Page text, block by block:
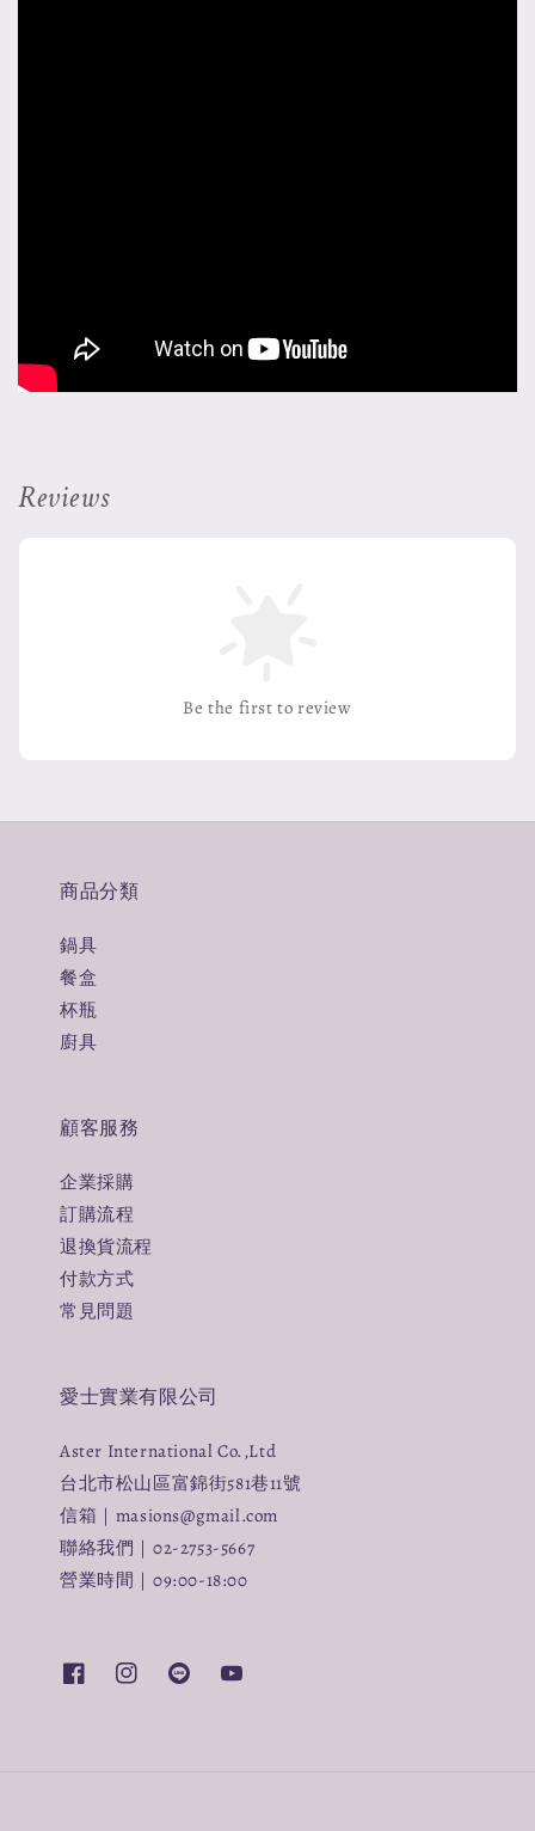
Reviews
Be the first to review
商品分類
鍋具
餐盒
杯瓶
廚具
顧客服務
企業採購
訂購流程
退換貨流程
付款方式
常見問題
愛士實業有限公司
Aster International Co.,Ltd
台北市松山區富錦街581巷11號
信箱｜masions@gmail.com
聯絡我們｜02-2753-5667
營業時間｜09:00-18:00